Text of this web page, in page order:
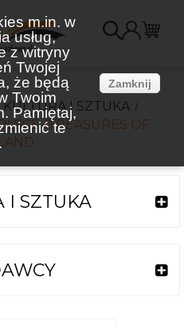
m.in. w
usług,
z witryny
Twojej
że będą
Twoim
Pamiętaj,
te
Zamknij
KULTURA I SZTUKA
/TREASURES OF
I SZTUKA